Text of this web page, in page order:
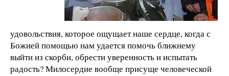
удовольствия, которое ощущает наше сердце, когда с
Божией помощью нам удается помочь ближнему
выйти из скорби, обрести уверенность и испытать
радость? Милосердие вообще присуще человеческой